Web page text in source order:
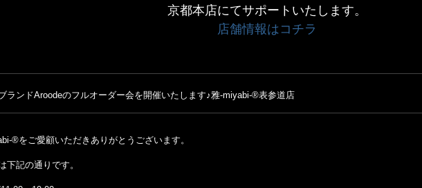
京都本店にてサポートいたします。
店舗情報はコチラ
ランドAroodeのフルオーダー会を開催いたします♪雅-miyabi-®表参道店
®をご愛顧いただきありがとうございます。
下記の通りです。